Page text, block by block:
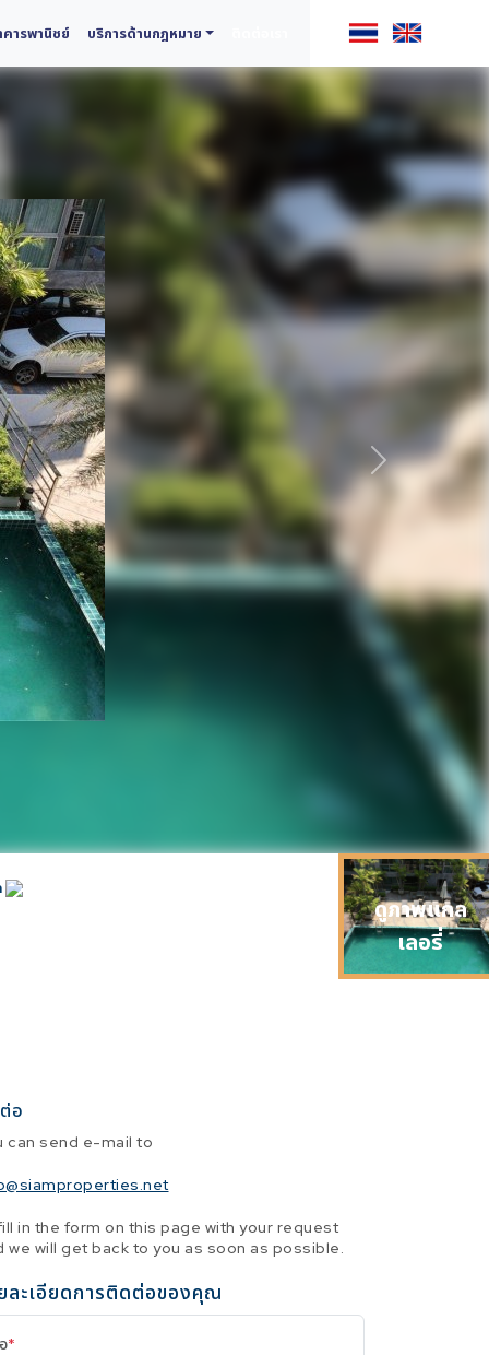
คารพานิชย์ บริการด้านกฎหมาย
ถัดไป
ดูภาพแกล
เลอรี่
อ
can send e-mail to
in the form on this page with your request
we will get back to you as soon as possible.
ละเอียดการติดต่อของคุณ
*